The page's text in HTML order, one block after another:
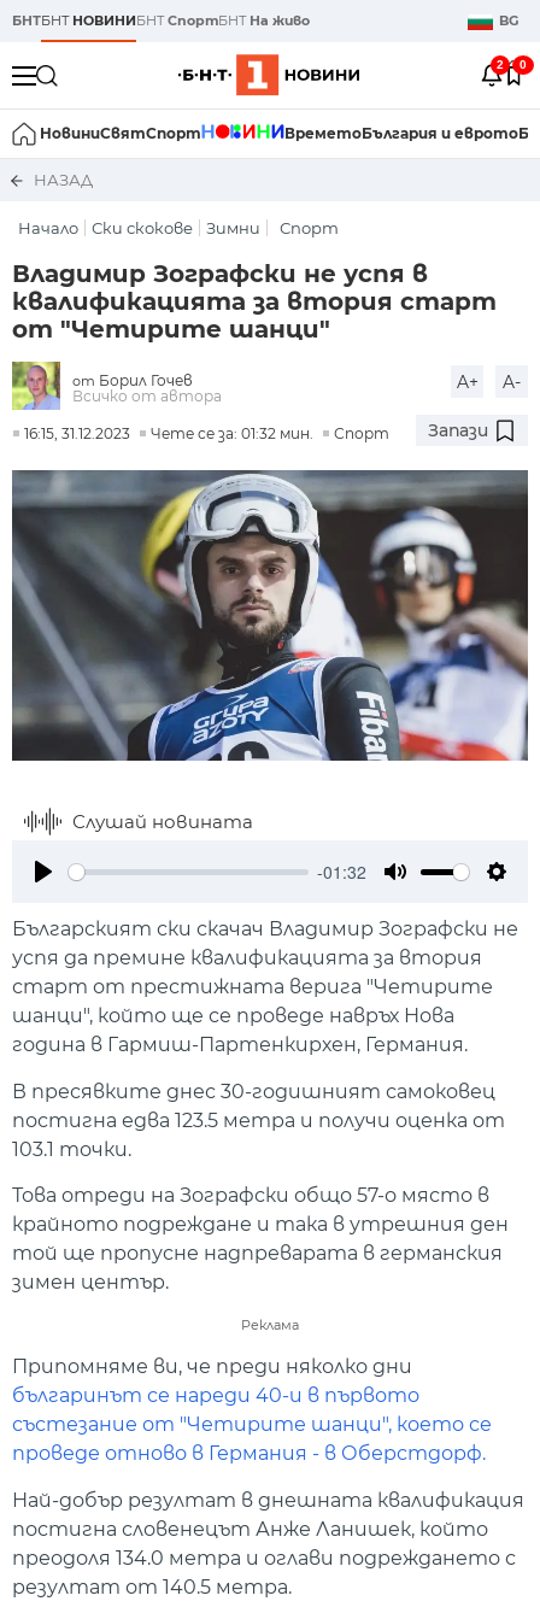
БНТБНТ НОВИНИБНТСпортБНТ На живо BG
2 0
НовиниСвятСпорт ВреметоБългария и еврото
НАЗАД
Начало Ски скокове Зимни Спорт
Владимир Зографски не успя в
квалификацията за втория старт
от "Четирите шанци"
от Борил Гочев
Всичко от автора
A+ A-
16:15, 31.12.2023 Чете се за: 01:32 мин. Спорт Запази
Слушай новината
-01:32
Българският ски скачач Владимир Зографски не
успя да премине квалификацията за втория
старт от престижната верига "Четирите
шанци", който ще се проведе навръх Нова
година в Гармиш-Партенкирхен, Германия.
В пресявките днес 30-годишният самоковец
постигна едва 123.5 метра и получи оценка от
103.1 точки.
Това отреди на Зографски общо 57-о място в
крайното подреждане и така в утрешния ден
той ще пропусне надпреварата в германския
зимен център.
Реклама
Припомняме ви, че преди няколко дни
българинът се нареди 40-и в първото
състезание от "Четирите шанци", което се
проведе отново в Германия - в Оберстдорф.
Най-добър резултат в днешната квалификация
постигна словенецът Анже Ланишек, който
преодоля 134.0 метра и оглави подреждането с
резултат от 140.5 метра.